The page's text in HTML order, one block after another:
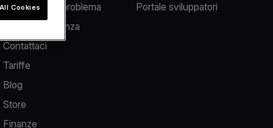
Segnalare un problema
Centro assistenza
Contattaci
Tariffe
Blog
Store
Finanze
Portale sviluppatori
Cookies